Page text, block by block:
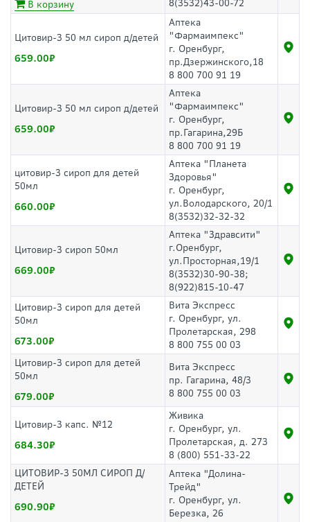
В корзину
8(3532)43-00-72
Цитовир-3 50 мл сироп д/детей
659.00
Аптека
"Фармаимпекс"
г. Оренбург,
пр.Дзержинского,18
8 800 700 91 19
Цитовир-3 50 мл сироп д/детей
659.00
Аптека
"Фармаимпекс"
г. Оренбург,
пр.Гагарина,29Б
8 800 700 91 19
цитовир-3 сироп для детей
50мл
660.00
Аптека "Планета
Здоровья"
г. Оренбург,
ул.Володарского, 20/1
8(3532)32-32-32
Цитовир-3 сироп 50мл
669.00
Аптека "Здравсити"
г.Оренбург,
ул.Просторная,19/1
8(3532)30-90-38;
8(922)815-10-47
Цитовир-3 сироп для детей
50мл
673.00
Вита Экспресс
г. Оренбург, ул.
Пролетарская, 298
8 800 755 00 03
Цитовир-3 сироп для детей
50мл
679.00
Вита Экспресс
пр. Гагарина, 48/3
8 800 755 00 03
Цитовир-3 капс. №12
684.30
Живика
г. Оренбург, ул.
Пролетарская, д. 273
8 (800) 551-33-22
ЦИТОВИР-3 50МЛ СИРОП Д/
ДЕТЕЙ
690.90
Аптека "Долина-
Трейд"
г. Оренбург, ул.
Березка, 26